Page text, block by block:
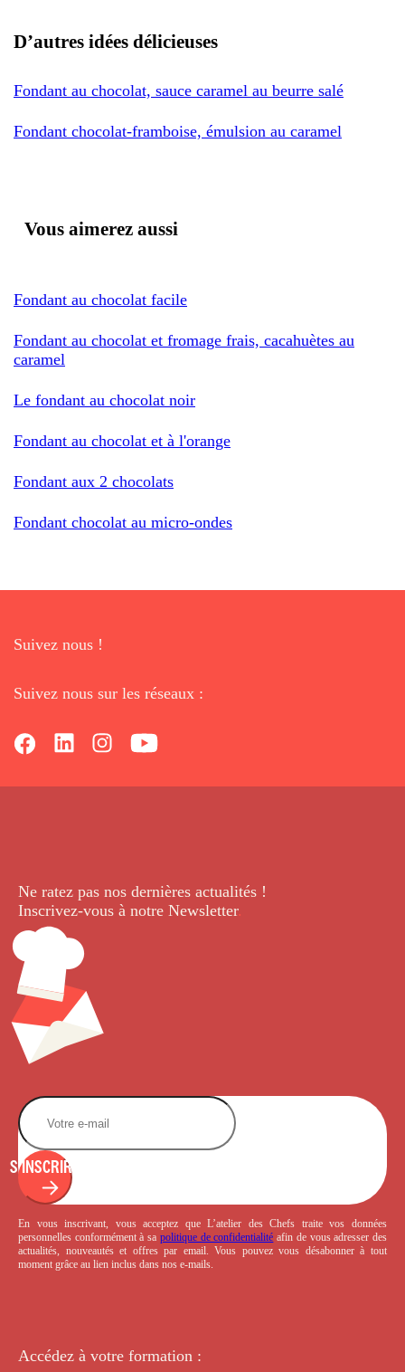
D’autres idées délicieuses
Fondant au chocolat, sauce caramel au beurre salé
Fondant chocolat-framboise, émulsion au caramel
Vous aimerez aussi
Fondant au chocolat facile
Fondant au chocolat et fromage frais, cacahuètes au
caramel
Le fondant au chocolat noir
Fondant au chocolat et à l'orange
Fondant aux 2 chocolats
Fondant chocolat au micro-ondes
Suivez nous !
Suivez nous sur les réseaux :
Ne ratez pas nos dernières actualités !
Inscrivez-vous à notre Newsletter.
S'INSCRIRE
En vous inscrivant, vous acceptez que L’atelier des Chefs traite vos données
personnelles conformément à sa politique de confidentialité afin de vous adresser des
actualités, nouveautés et offres par email. Vous pouvez vous désabonner à tout
moment grâce au lien inclus dans nos e-mails.
Accédez à votre formation :